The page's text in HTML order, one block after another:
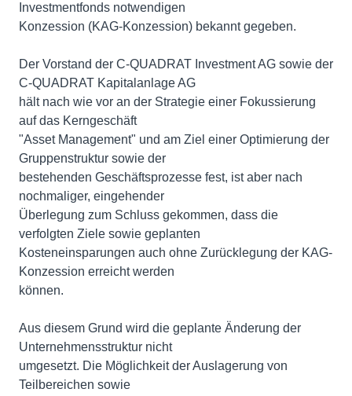
Investmentfonds notwendigen
Konzession (KAG-Konzession) bekannt gegeben.
Der Vorstand der C-QUADRAT Investment AG sowie der
C-QUADRAT Kapitalanlage AG
hält nach wie vor an der Strategie einer Fokussierung
auf das Kerngeschäft
"Asset Management" und am Ziel einer Optimierung der
Gruppenstruktur sowie der
bestehenden Geschäftsprozesse fest, ist aber nach
nochmaliger, eingehender
Überlegung zum Schluss gekommen, dass die
verfolgten Ziele sowie geplanten
Kosteneinsparungen auch ohne Zurücklegung der KAG-
Konzession erreicht werden
können.
Aus diesem Grund wird die geplante Änderung der
Unternehmensstruktur nicht
umgesetzt. Die Möglichkeit der Auslagerung von
Teilbereichen sowie